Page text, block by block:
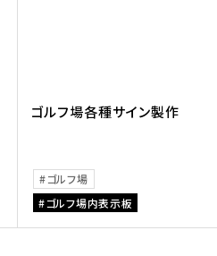
ゴルフ場各種サイン製作
ゴルフ場
ゴルフ場内表示板